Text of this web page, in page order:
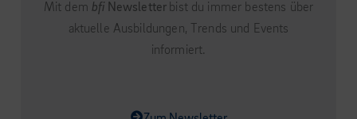
Mit dembfi Newsletter bist du immer bestens über
aktuelle Ausbildungen, Trends und Events
informiert.